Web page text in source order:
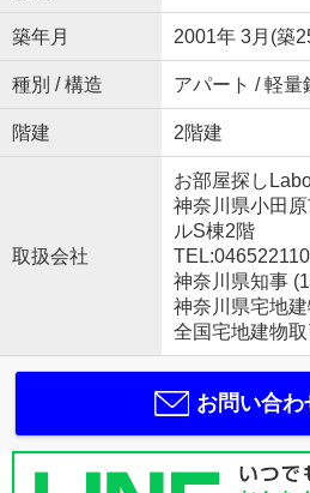
築年月 2001年 3月(築
種別 / 構造 アパート / 軽量
階建 2階建
取扱会社
お部屋探し
神奈川県小田
ルS棟2階
神奈川県知事
神奈川県宅地
全国宅地建物
お問い合わ